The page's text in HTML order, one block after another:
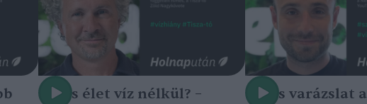
Nincs élet víz nélkül? –
Nincs varázslat a